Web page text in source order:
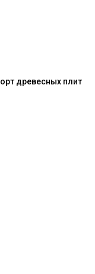
древесных плит